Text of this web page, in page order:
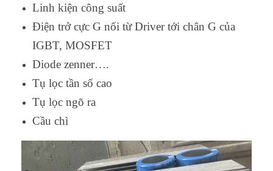
Linh kiện công suất
Điện trở cực G nối từ Driver tới chân G của
IGBT, MOSFET
Diode zenner….
Tụ lọc tần số cao
Tụ lọc ngõ ra
Cầu chì